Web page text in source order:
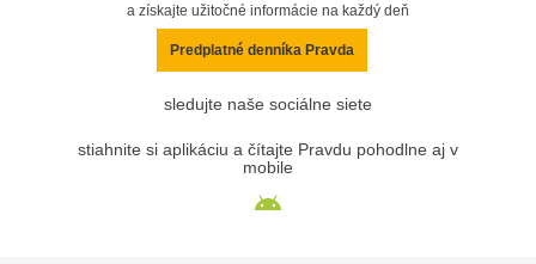
a získajte užitočné informácie na každý deň
Predplatné denníka Pravda
sledujte naše sociálne siete
stiahnite si aplikáciu a čítajte Pravdu pohodlne aj v
mobile